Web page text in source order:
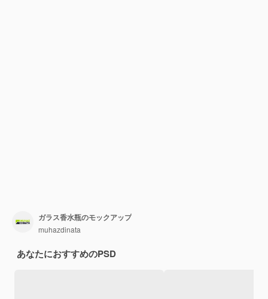
ガラス香水瓶のモックアップ
muhazdinata
あなたにおすすめのPSD